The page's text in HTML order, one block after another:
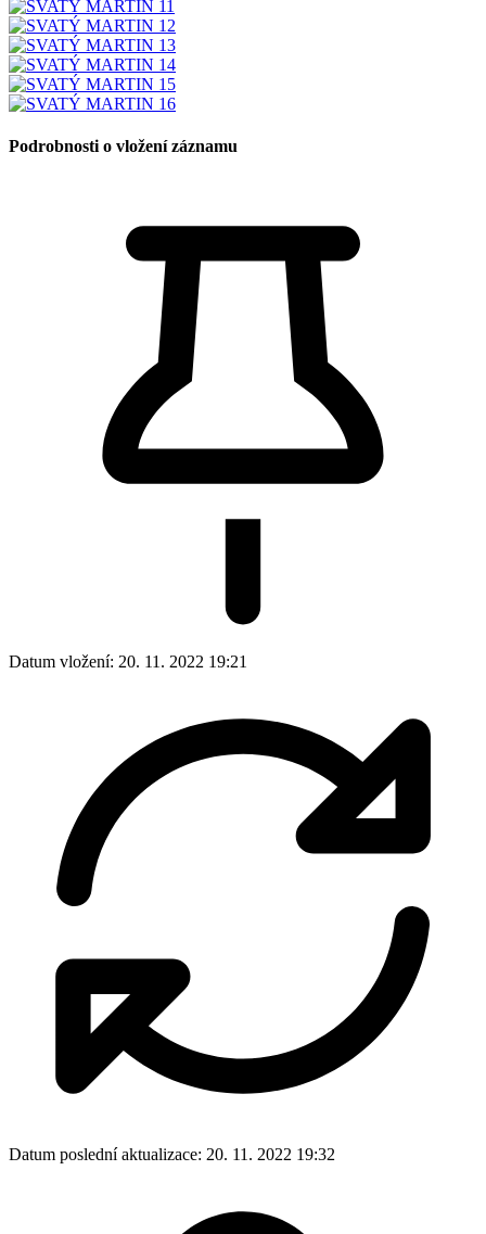
Podrobnosti o vložení záznamu
Datum vložení: 20. 11. 2022 19:21
Datum poslední aktualizace: 20. 11. 2022 19:32